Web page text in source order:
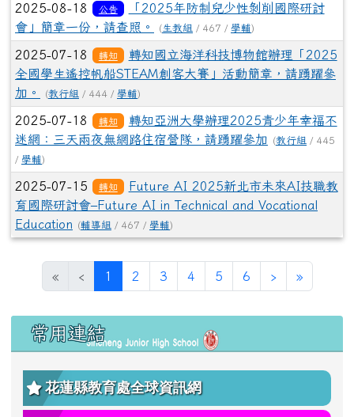
2025-08-18 公告
「2025年防制兒少性剝削國際研討
會」簡章一份，請查照。
(生教組 / 467 / 學輔)
2025-07-18 轉知
轉知國立海洋科技博物館辦理「2025
全國學生遙控帆船STEAM創客大賽」活動簡章，請踴躍參
加。
(教行組 / 444 / 學輔)
2025-07-18 轉知
轉知亞洲大學辦理2025青少年幸福不
迷網：三天兩夜無網路住宿營隊，請踴躍參加
(教行組 / 445
/ 學輔)
2025-07-15 轉知
Future AI 2025新北市未來AI技職教
育國際研討會–Future AI in Technical and Vocational
Education
(輔導組 / 467 / 學輔)
« ‹ 1 (目前頁次)
2 3 4 5 6 ›下一頁
»最後頁
左邊區域內容
常用連結
花蓮縣教育處全球資訊網